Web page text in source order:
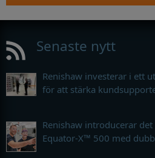
Senaste nytt
Renishaw investerar i ett
för att stärka
Renishaw introducerar
Equator-X™ 500 med